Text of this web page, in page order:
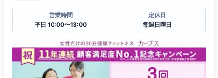
営業時間
平日 10:00〜13:00
定休日
毎週日曜日